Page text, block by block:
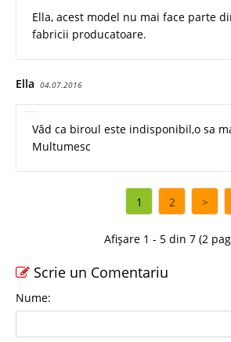
Ella, acest model nu mai face parte
fabricii producatoare.
Ella 04.07.2016
Văd ca biroul este indisponibil,o sa
Multumesc
1 2 >
Afișare 1 - 5 din 7 (2
Scrie un Comentariu
Nume: